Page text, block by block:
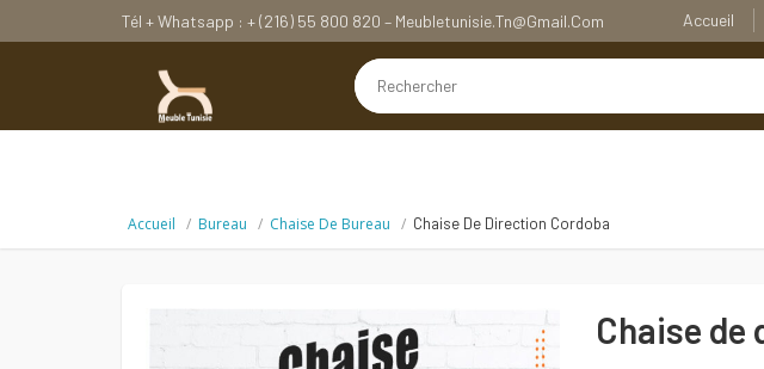
Accueil
Tél + Whatsapp : + (216) 55 800 820 – Meubletunisie.tn@gmail.com
Accueil Bureau Chaise De Bureau Chaise De Direction Cordoba
Chaise